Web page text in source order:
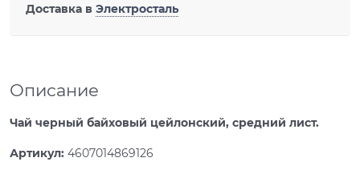
Доставка в Электросталь
Описание
Чай черный байховый цейлонский, средний лист.
Артикул: 4607014869126